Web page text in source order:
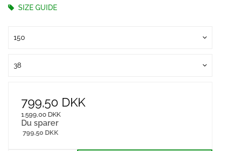
SIZE GUIDE
150
38
799,50 DKK
1.599,00 DKK
Du sparer
799,50 DKK